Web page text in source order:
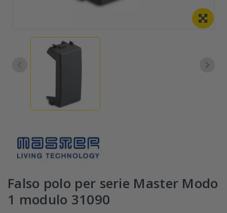
Falso polo per serie Master Modo
1 modulo 31090